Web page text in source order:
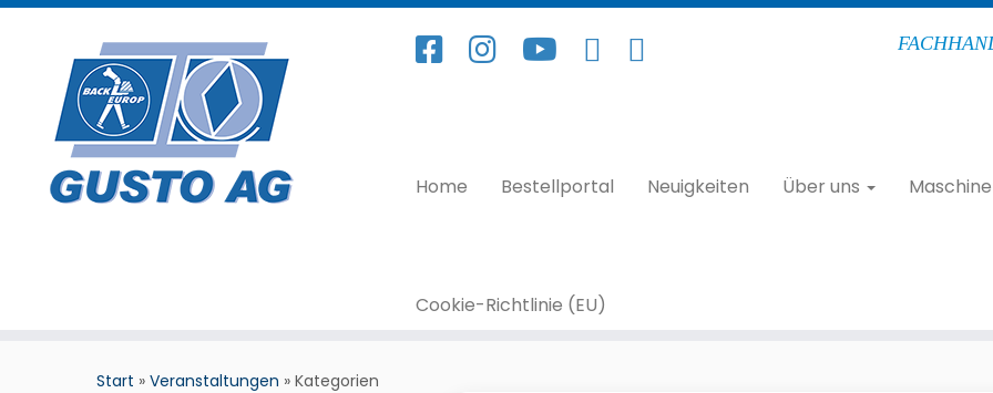
Home Bestellportal Neuigkeiten Über uns
Cookie-Richtlinie (EU)
Start » Veranstaltungen » Kategorien